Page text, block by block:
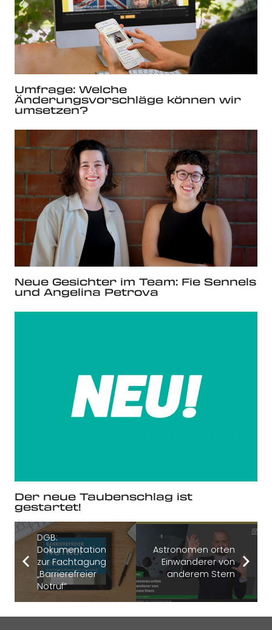
Umfrage: Welche
Änderungsvorschläge können wir
umsetzen?
Neue Gesichter im Team: Fie Sennels
und Angelina Petrova
Der neue Taubenschlag ist
gestartet!
DGB:
Dokumentation
zur Fachtagung
„Barrierefreier
Notruf“
Astronomen orten
Einwanderer von
anderem Stern